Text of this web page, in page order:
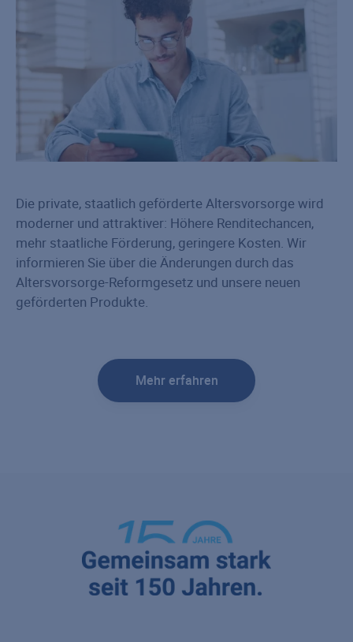
Die private, staatlich geförderte Altersvorsorge wird
moderner und attraktiver: Höhere Renditechancen,
mehr staatliche Förderung, geringere Kosten. Wir
informieren Sie über die Änderungen durch das
Altersvorsorge-Reformgesetz und unsere neuen
geförderten Produkte.
Mehr erfahren